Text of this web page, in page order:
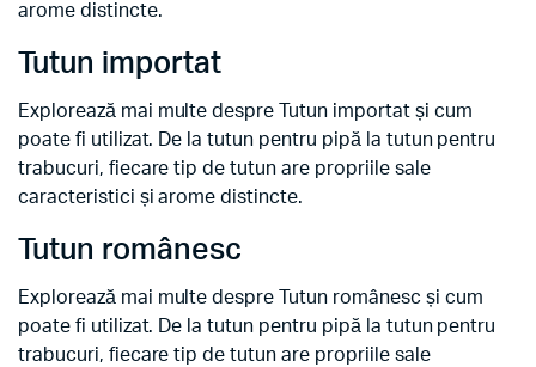
arome distincte.
Tutun importat
Explorează mai multe despre Tutun importat și cum
poate fi utilizat. De la tutun pentru pipă la tutun pentru
trabucuri, fiecare tip de tutun are propriile sale
caracteristici și arome distincte.
Tutun românesc
Explorează mai multe despre Tutun românesc și cum
poate fi utilizat. De la tutun pentru pipă la tutun pentru
trabucuri, fiecare tip de tutun are propriile sale